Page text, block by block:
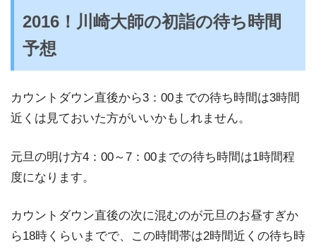
2016！川崎大師の初詣の待ち時間
予想
カウントダウン直後から3：00までの待ち時間は3時間
近く は見ておいた方がいいかもしれません。
元旦の明け方4：00～7：00までの待ち時間は1時間程
度になります。
カウントダウン直後の次に混むのが元旦のお昼すぎか
ら18時くらいまでで、この時間帯は2時間近くの待ち時